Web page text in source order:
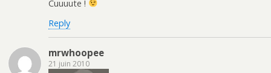
Cuuuute !
Reply
mrwhoopee
21 juin 2010